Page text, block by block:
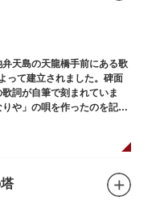
弁天島の天龍橋手前にある歌
って建立されました。碑面
詞が自筆で刻まれていま
や」の唄を作ったのを記念